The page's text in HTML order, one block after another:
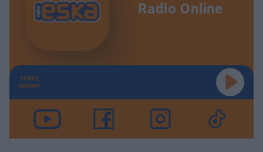
Radio Online
TERAZ
GRAMY